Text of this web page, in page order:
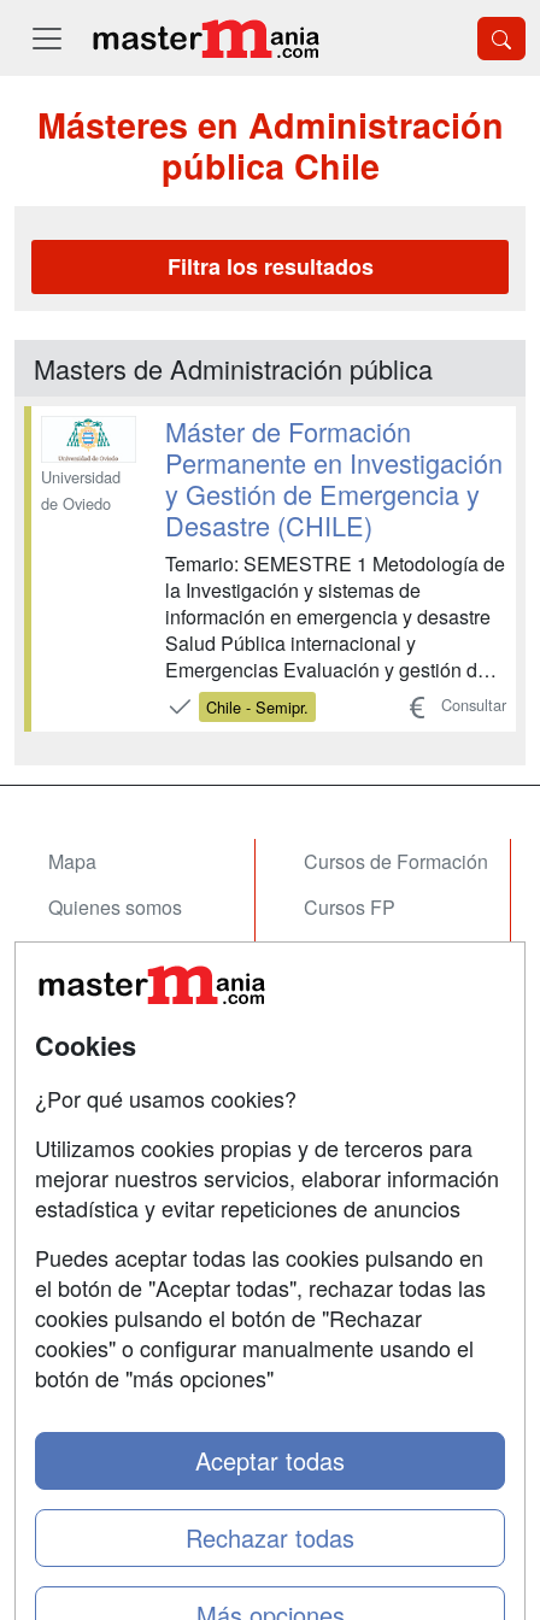
Másteres en Administración
pública Chile
Filtra los resultados
Masters de Administración pública
Universidad
de Oviedo
Máster de Formación
Permanente en Investigación
y Gestión de Emergencia y
Desastre (CHILE)
Temario: SEMESTRE 1 Metodología de
la Investigación y sistemas de
información en emergencia y desastre
Salud Pública internacional y
Emergencias Evaluación y gestión del
riesgo SEMESTRE 2 Sistemas de
emergencia y respuesta a desastres
Chile - Semipr. Consultar
Mapa
Quienes somos
Acceso Usuarios
Acceso Centros
Cursos de Formación
Cursos FP
Contactar
Confidencialidad
Copyleft
SÍGUENOS EN:
Cookies
¿Por qué usamos cookies?
Utilizamos cookies propias y de terceros para
mejorar nuestros servicios, elaborar información
estadística y evitar repeticiones de anuncios
Puedes aceptar todas las cookies pulsando en
el botón de "Aceptar todas", rechazar todas las
cookies pulsando el botón de "Rechazar
cookies" o configurar manualmente usando el
botón de "más opciones"
Rechazar todas
Aceptar todas